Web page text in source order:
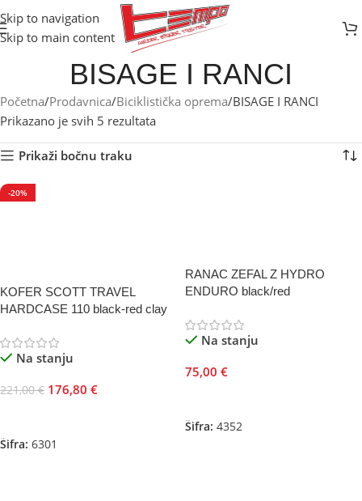
Skip to navigation
Skip to main content
BISAGE I RANCI
Početna Prodavnica Biciklistička oprema BISAGE I RANCI
Prikazano je svih 5 rezultata
Prikaži bočnu traku
-20%
KOFER SCOTT TRAVEL
HARDCASE 110 black-red clay
Na stanju
221,00€ 176,80 €
Šifra: 6301
RANAC ZEFAL Z HYDRO
ENDURO black/red
Na stanju
75,00 €
Šifra: 4352